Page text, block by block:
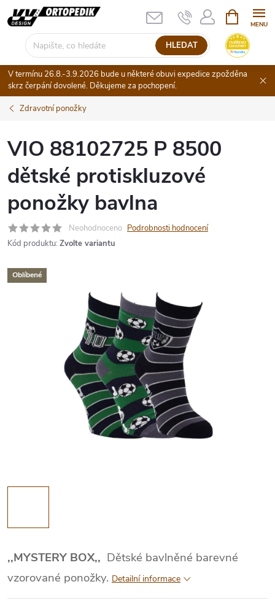
Přejít
na
HLEDAT
NÁKUPNÍ
KOŠÍK
V termínu 26.8.-3.9.2026 bude u některé obuvi expedice zpožděna
skrz čerpání dovolené. Děkujeme za pochopení.
Zdravotní ponožky
VIO 88102725 P 8500
dětské protiskluzové
ponožky bavlna
Neohodnoceno Podrobnosti hodnocení
Kód produktu: Zvolte variantu
Oblíbené
,,MYSTERY BOX,, Dětské bavlněné barevné
vzorované ponožky. Detailní informace